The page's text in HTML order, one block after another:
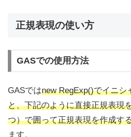
正規表現の使い方
GASでの使用方法
GASではnew RegExp()でイニシ
と、下記のように直接正規表現
つ）で囲って正規表現を作成す
ます。